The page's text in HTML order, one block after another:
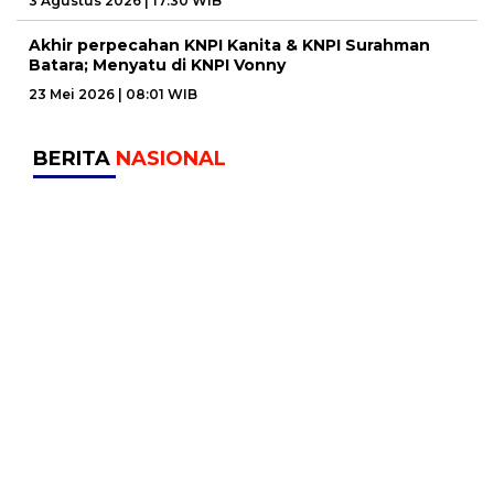
Akhir perpecahan KNPI Kanita & KNPI Surahman
Batara; Menyatu di KNPI Vonny
23 Mei 2026 | 08:01 WIB
BERITA NASIONAL